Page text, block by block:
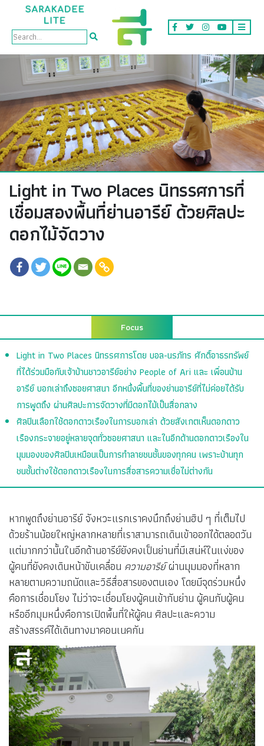
Lite
Light in Two Places นิทรรศการที่
เชื่อมสองพื้นที่ย่านอารีย์ ด้วยศิลปะ
ดอกไม้จัดวาง
Focus
Light in Two Places นิทรรศการโดย บอล-นรภัทร ศักดิ์อาธรทรัพย์
ที่ได้ร่วมมือกับเจ้าบ้านชาวอารีย์อย่าง People of Ari และ เพื่อนบ้าน
อารีย์ บอกเล่าถึงซอยศาสนา อีกหนึ่งพื้นที่ของย่านอารีย์ที่ไม่ค่อยได้รับ
การพูดถึง ผ่านศิลปะการจัดวางที่มีดอกไม้เป็นสื่อกลาง
ศิลปินเลือกใช้ดอกดาวเรืองในการบอกเล่า ด้วยสังเกตเห็นดอกดาว
เรืองกระจายอยู่หลายจุดทั่วซอยศาสนา และในอีกด้านดอกดาวเรืองใน
มุมมองของศิลปินเหมือนเป็นการทำลายชนชั้นของทุกคน เพราะบ้านทุก
ชนชั้นต่างใช้ดอกดาวเรืองในการสื่อสารความเชื่อไม่ต่างกัน
หากพูดถึงย่านอารีย์ จังหวะแรกเราคงนึกถึงย่านฮิป ๆ ที่เต็มไป
ด้วยร้านน้อยใหญ่หลากหลายที่เราสามารถเดินเข้าออกได้ตลอดวัน
แต่มากกว่านั้นในอีกด้านอารีย์ยังคงเป็นย่านที่มีเสน่ห์ในแง่ของ
ผู้คนที่ยังคงเดินหน้าขับเคลื่อน ความอารีย์ผ่านมุมมองที่หลาก
หลายตามความถนัดและวิธีสื่อสารของตนเอง โดยมีจุดร่วมหนึ่ง
คือการเชื่อมโยง ไม่ว่าจะเชื่อมโยงผู้คนเข้ากับย่าน ผู้คนกับผู้คน
หรืออีกมุมหนึ่งคือการเปิดพื้นที่ให้ผู้คน ศิลปะและความ
สร้างสรรค์ได้เดินทางมาคอนเนคกัน